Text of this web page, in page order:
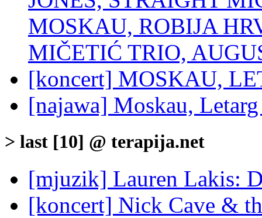
MOSKAU, ROBIJA
MIČETIĆ TRIO,
[koncert] MOSKAU,
[najawa] Moskau,
> last [10] @ terapija.net
[mjuzik] Lauren Lakis:
[koncert] Nick Cave &